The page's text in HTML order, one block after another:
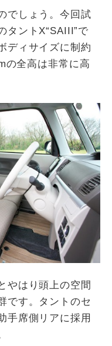
でしょう。今回試
タントX“SAIII”で
ディサイズに制約
の全高は非常に高
やはり頭上の空間
です。タントのセ
手席側リアに採用